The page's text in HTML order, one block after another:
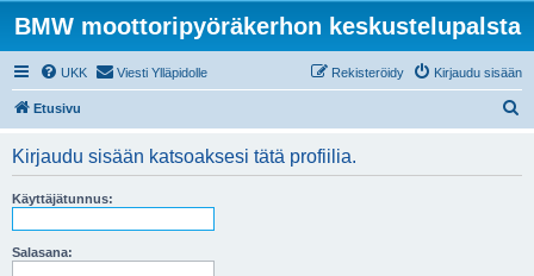
BMW moottoripyöräkerhon keskustelupalsta
UKK Viesti Ylläpidolle Kirjaudu sisään
Rekisteröidy
Etusivu
Kirjaudu sisään katsoaksesi tätä profiilia.
Käyttäjätunnus:
Salasana: